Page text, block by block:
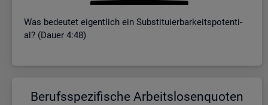
Was be­deu­tet ei­gent­lich ein Sub­sti­tu­ier­bar­keits­po­ten­ti­
al? (Dauer 4:48)
Be­rufs­spe­zi­fi­sche Ar­beits­lo­sen­quo­ten